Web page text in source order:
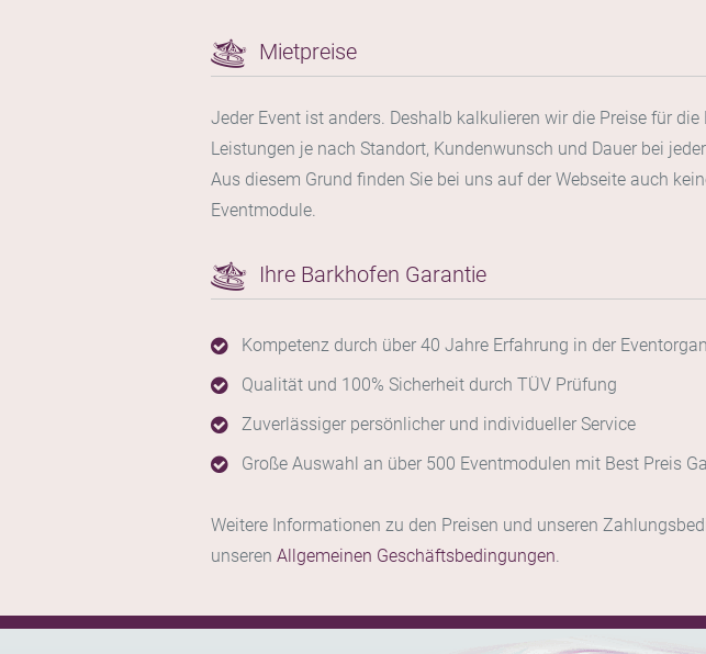
Mietpreise
Jeder Event ist anders. Deshalb kalkulieren wir die Preise für
Leistungen je nach Standort, Kundenwunsch und Dauer bei
Aus diesem Grund finden Sie bei uns auf der Webseite auch
Eventmodule.
Ihre Barkhofen Garantie
Kompetenz durch über 40 Jahre Erfahrung in der
Qualität und 100% Sicherheit durch TÜV Prüfung
Zuverlässiger persönlicher und individueller Service
Große Auswahl an über 500 Eventmodulen mit Best Preis
Weitere Informationen zu den Preisen und unseren
unseren Allgemeinen Geschäftsbedingungen.